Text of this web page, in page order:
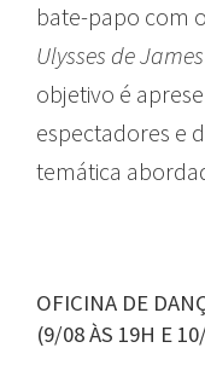
bate-papo com
Ulysses de
objetivo é
espectadores e
temática
OFICINA DE
(9/08 ÀS 19H E